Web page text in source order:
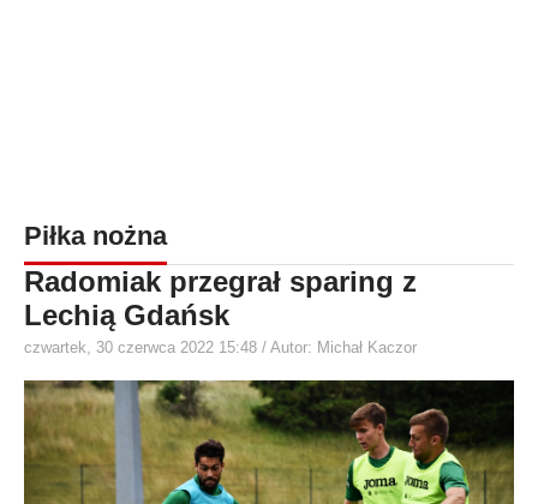
Piłka nożna
Radomiak przegrał sparing z
Lechią Gdańsk
czwartek, 30 czerwca 2022 15:48 / Autor: Michał Kaczor